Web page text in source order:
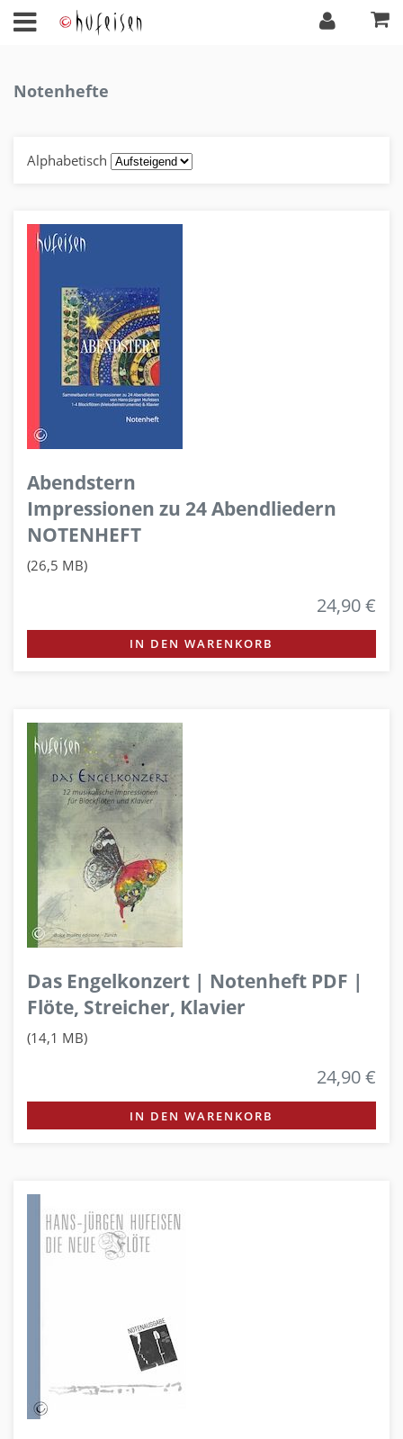
Notenhefte
Alphabetisch
Abendstern
Impressionen zu 24 Abendliedern
NOTENHEFT
(26,5 MB)
24,90 €
IN DEN WARENKORB
Das Engelkonzert | Notenheft PDF |
Flöte, Streicher, Klavier
(14,1 MB)
24,90 €
IN DEN WARENKORB